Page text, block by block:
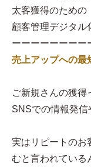
太客獲得のための
顧客管理デジタル
ーーーーーーーー
売上アップへの最
ご新規さんの獲得
SNSでの情報発
実はリピートのお
むと言われている